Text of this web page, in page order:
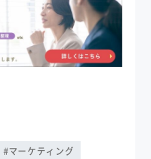
#マーケティング